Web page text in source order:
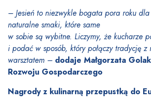
– Jesień to niezwykle bogata pora roku
naturalne smaki, które same
w sobie są wybitne. Liczymy, że kucharze
i podać w sposób, który połączy tradycję z
warsztatem – dodaje Małgorzata
Rozwoju Gospodarczego
Nagrody z kulinarną przepustką do